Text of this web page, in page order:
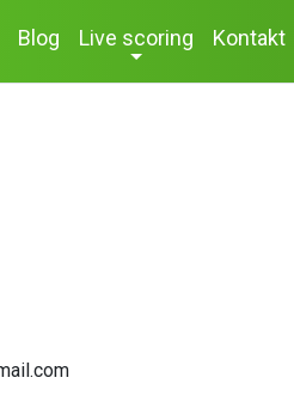
Blog Live scoring Kontakt